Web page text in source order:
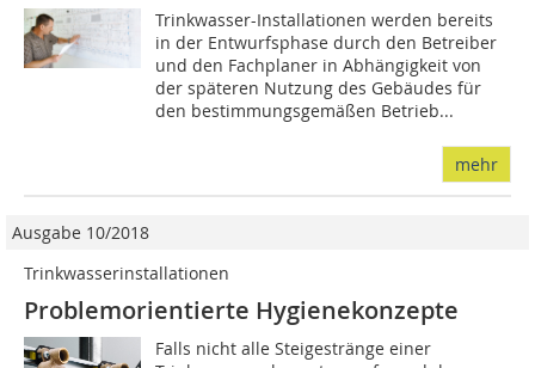
Trinkwasser-Installationen werden bereits
in der Entwurfsphase durch den Betreiber
und den Fachplaner in Abhängigkeit von
der späteren Nutzung des Gebäudes für
den bestimmungsgemäßen Betrieb...
mehr
Ausgabe 10/2018
Trinkwasserinstallationen
Problemorientierte Hygienekonzepte
Falls nicht alle Steigestränge einer